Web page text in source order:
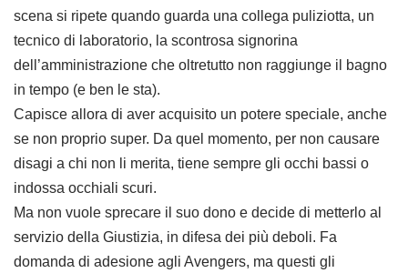
scena si ripete quando guarda una collega puliziotta, un
tecnico di laboratorio, la scontrosa signorina
dell’amministrazione che oltretutto non raggiunge il bagno
in tempo (e ben le sta).
Capisce allora di aver acquisito un potere speciale, anche
se non proprio super. Da quel momento, per non causare
disagi a chi non li merita, tiene sempre gli occhi bassi o
indossa occhiali scuri.
Ma non vuole sprecare il suo dono e decide di metterlo al
servizio della Giustizia, in difesa dei più deboli. Fa
domanda di adesione agli Avengers, ma questi gli